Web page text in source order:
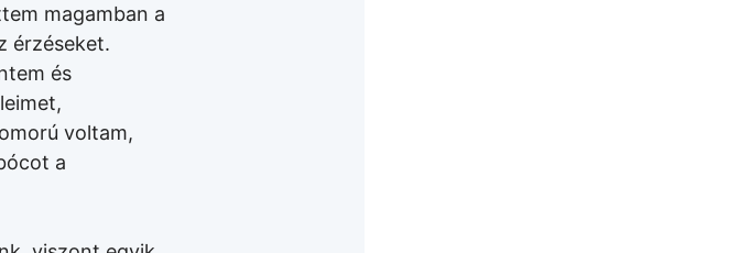
magamban a
érzéseket.
és
voltam,
a